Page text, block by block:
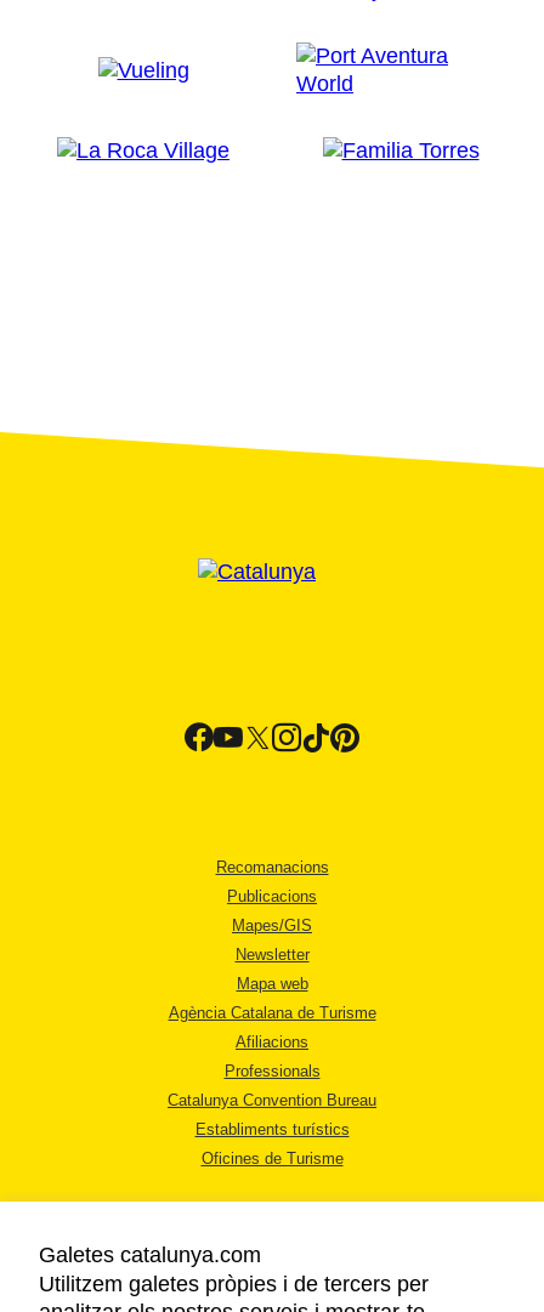
Recomanacions
Publicacions
Mapes/GIS
Newsletter
Mapa web
Agència Catalana de Turisme
Afiliacions
Professionals
Catalunya Convention Bureau
Establiments turístics
Oficines de Turisme
Galetes catalunya.com
Utilitzem galetes pròpies i de tercers per